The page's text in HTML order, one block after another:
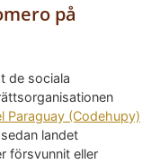
på
de sociala
Paraguay (Codehupy)
landet
försvunnit eller